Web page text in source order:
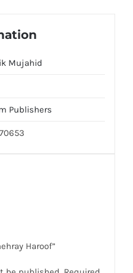
Mujahid
Publishers
Haroof”